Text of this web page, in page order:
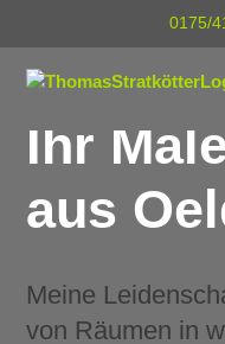
0175/
Qualität &
Ihr
aus
Meine
von Räumen in